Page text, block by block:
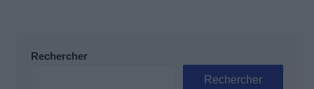
Rechercher
Rechercher